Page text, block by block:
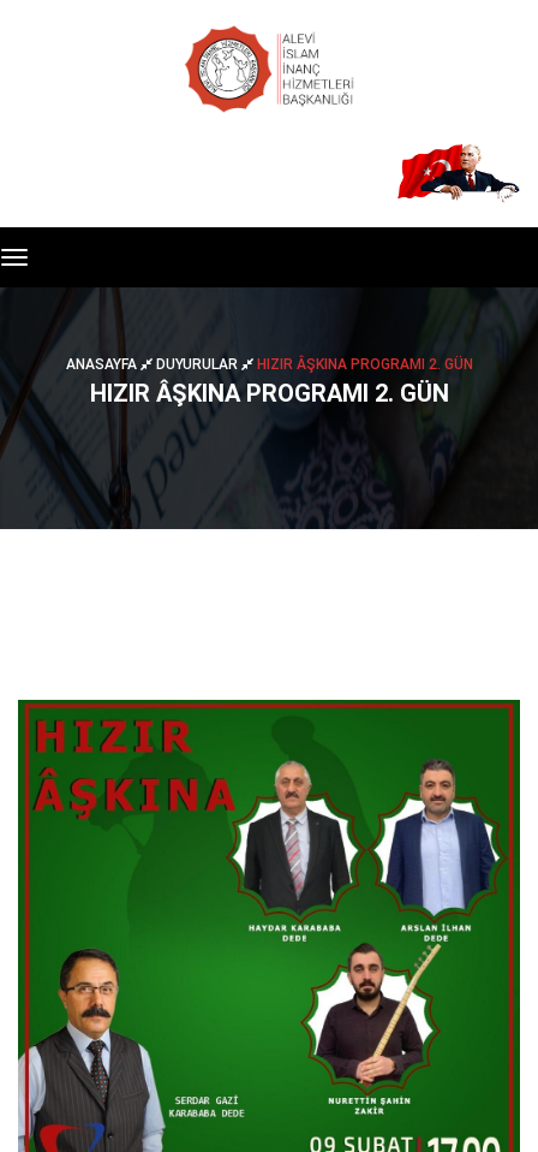
Toggle
navigation
ANASAYFA DUYURULAR HIZIR ÂŞKINA PROGRAMI 2. GÜN
HIZIR ÂŞKINA PROGRAMI 2. GÜN